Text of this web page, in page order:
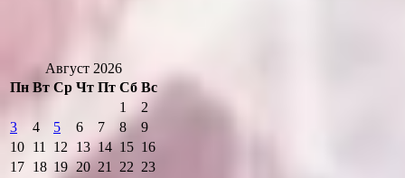
Август 2026
Пн Вт Ср Чт Пт Сб Вс
1
2
3
4 5 6 7 8
9
10 11 12 13 14 15 16
17 18 19 20 21 22 23